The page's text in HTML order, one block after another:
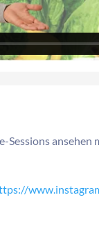
Sessions ansehen